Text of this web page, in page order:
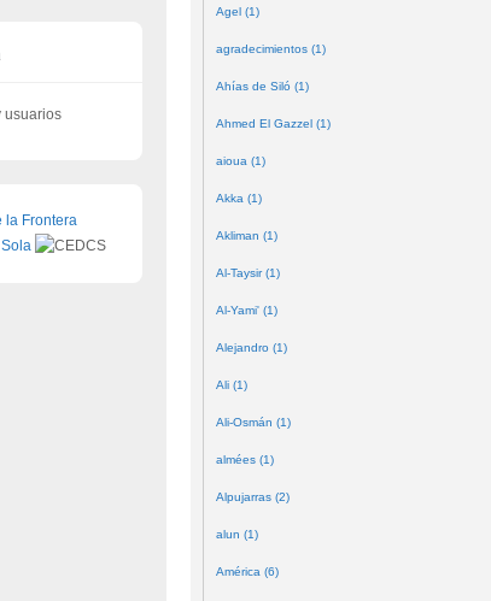
Agel (1)
agradecimientos (1)
Ahías de Siló (1)
Ahmed El Gazzel (1)
aioua (1)
Akka (1)
Akliman (1)
Al-Taysir (1)
Al-Yami' (1)
Alejandro (1)
Ali (1)
Ali-Osmán (1)
almées (1)
Alpujarras (2)
alun (1)
América (6)
usuarios